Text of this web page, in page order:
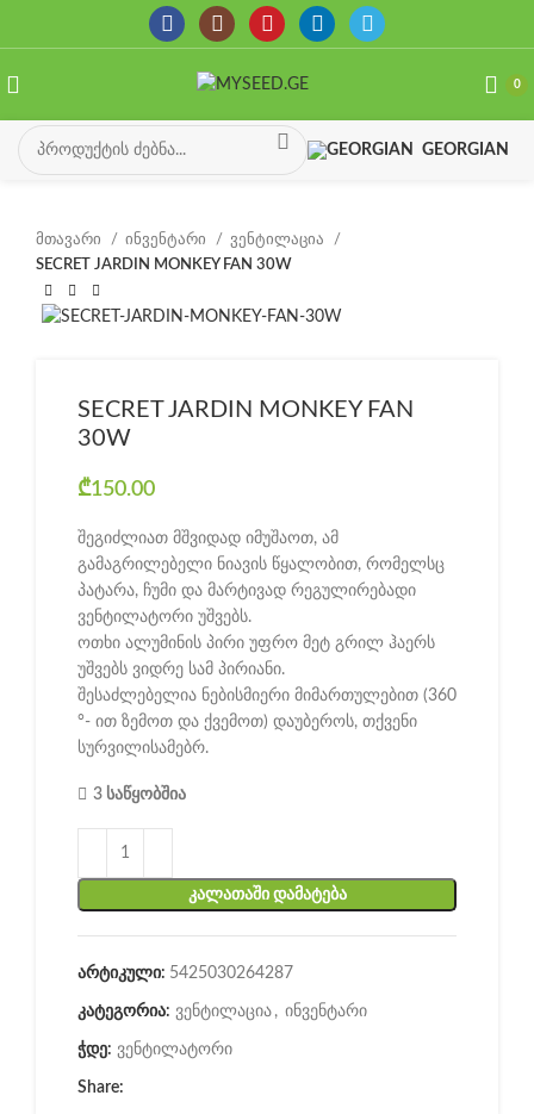
0
GEORGIAN
მთავარი ინვენტარი
ვენტილაცია
SECRET JARDIN MONKEY FAN 30W
SECRET JARDIN MONKEY FAN
30W
₾150.00
შეგიძლიათ მშვიდად იმუშაოთ, ამ
გამაგრილებელი ნიავის წყალობით, რომელსც
პატარა, ჩუმი და მარტივად რეგულირებადი
ვენტილატორი უშვებს.
ოთხი ალუმინის პირი უფრო მეტ გრილ ჰაერს
უშვებს ვიდრე სამ პირიანი.
შესაძლებელია ნებისმიერი მიმართულებით (360
°- ით ზემოთ და ქვემოთ) დაუბეროს, თქვენი
სურვილისამებრ.
3 საწყობშია
ᲙᲐᲚᲐᲗᲐᲨᲘ ᲓᲐᲛᲐᲢᲔᲑᲐ
არტიკული: 5425030264287
კატეგორია: ვენტილაცია , ინვენტარი
ჭდე: ვენტილატორი
Share: